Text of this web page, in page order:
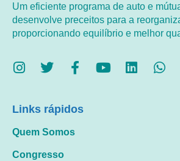
Um eficiente programa de auto e
desenvolve preceitos para a
proporcionando equilíbrio e melhor
Links rápidos
Quem Somos
Congresso